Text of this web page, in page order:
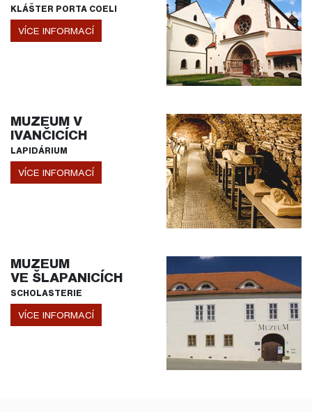
KLÁŠTER PORTA COELI
VÍCE INFORMACÍ
MUZEUM V
IVANČICÍCH
LAPIDÁRIUM
VÍCE INFORMACÍ
MUZEUM
VE ŠLAPANICÍCH
SCHOLASTERIE
VÍCE INFORMACÍ